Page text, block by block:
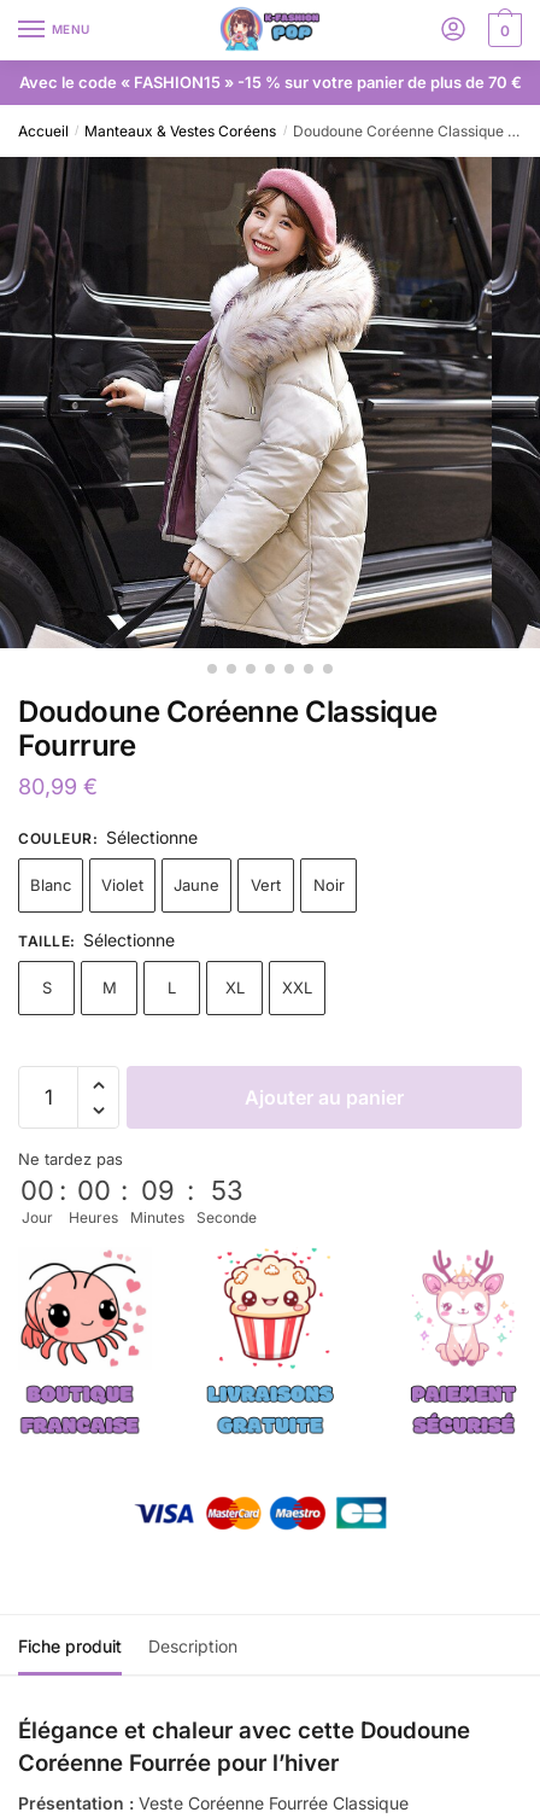
MENU 0
Avec le code « FASHION15 » -15 % sur votre panier de plus de 70 €
Accueil / Manteaux & Vestes Coréens / Doudoune Coréenne Classique Fourrure
Doudoune Coréenne Classique
Fourrure
80,99 €
COULEUR: Sélectionne
Blanc Violet Jaune Vert Noir
TAILLE: Sélectionne
S M L XL XXL
Ajouter au panier
Ne tardez pas
00
Jour
: 00
Heures
: 09
Minutes
: 53
Seconde
Fiche produit Description
Élégance et chaleur avec cette Doudoune
Coréenne Fourrée pour l’hiver
Présentation : Veste Coréenne Fourrée Classique